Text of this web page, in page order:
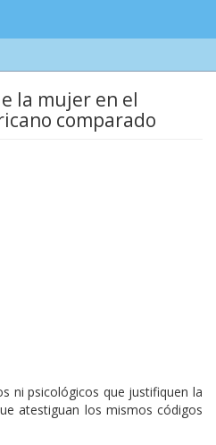
la mujer en el
comparado
ni psicológicos que justifiquen la
atestiguan los mismos códigos